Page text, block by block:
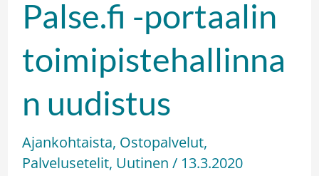
Palse.fi -portaalin
toimipistehallinna
n uudistus
Ajankohtaista, Ostopalvelut,
Palvelusetelit, Uutinen / 13.3.2020